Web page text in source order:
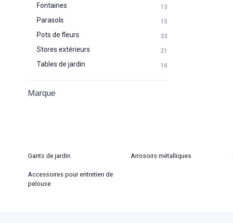
Fontaines 13
Parasols 15
Pots de fleurs 33
Stores extérieurs 21
Tables de jardin 16
Marque
Gants de jardin Arrosoirs métalliques
Accessoires pour entretien de
pelouse